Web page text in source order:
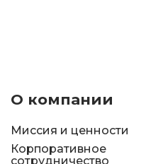
О компании
Миссия и ценности
Корпоративное
сотрудничество